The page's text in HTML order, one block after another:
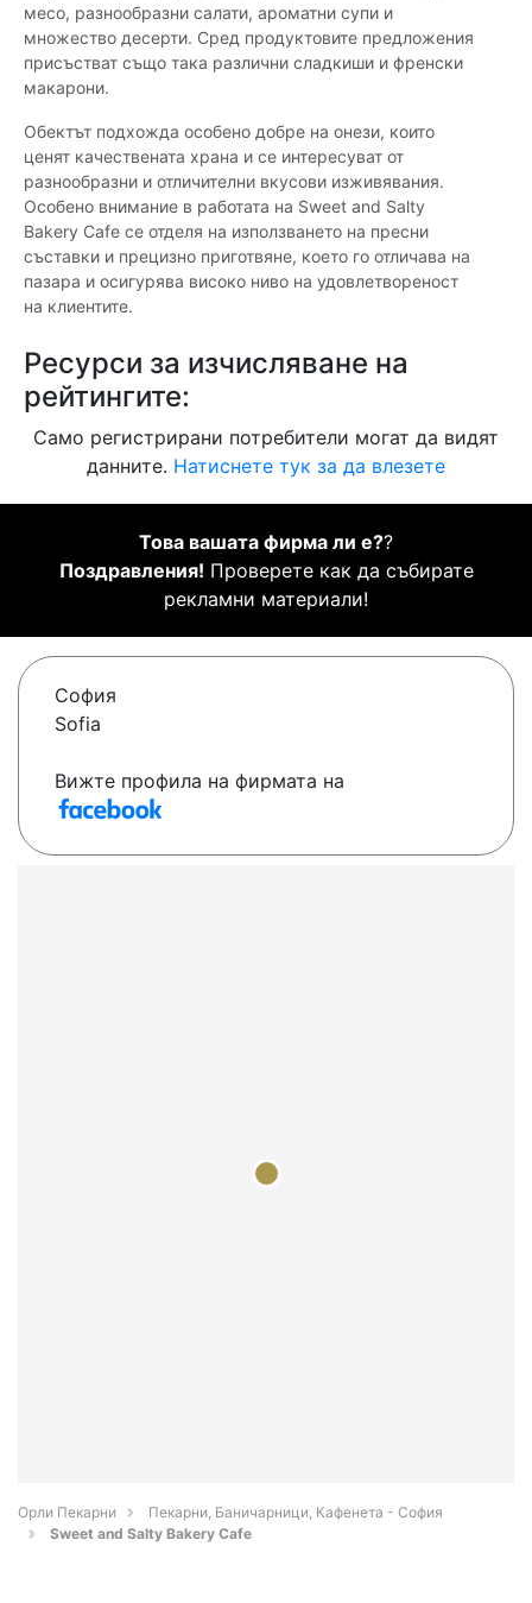
месо, разнообразни салати, ароматни супи и
множество десерти. Сред продуктовите предложения
присъстват също така различни сладкиши и френски
макарони.
Обектът подхожда особено добре на онези, които
ценят качествената храна и се интересуват от
разнообразни и отличителни вкусови изживявания.
Особено внимание в работата на Sweet and Salty
Bakery Cafe се отделя на използването на пресни
съставки и прецизно приготвяне, което го отличава на
пазара и осигурява високо ниво на удовлетвореност
на клиентите.
Ресурси за изчисляване на
рейтингите:
Само регистрирани потребители могат да видят
данните. Натиснете тук за да влезете
Това вашата фирма ли е??
Поздравления! Проверете как да събирате
рекламни материали!
София
Sofia
Вижте профила на фирмата на
Орли Пекарни
Пекарни, Баничарници, Кафенета - София
Sweet and Salty Bakery Cafe